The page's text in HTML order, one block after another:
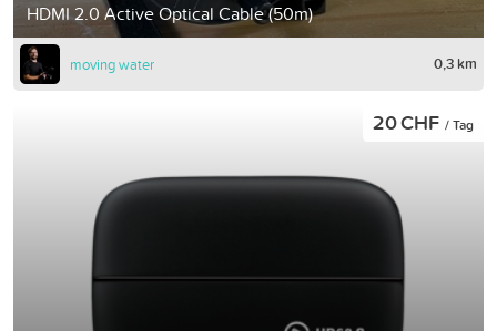
HDMI 2.0 Active Optical Cable (50m)
moving water 0,3 km
20 CHF / Tag